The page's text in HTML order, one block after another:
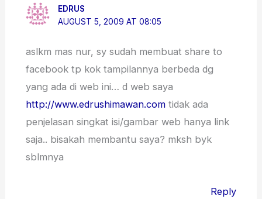
EDRUS
AUGUST 5, 2009 AT 08:05
aslkm mas nur, sy sudah membuat share to
facebook tp kok tampilannya berbeda dg
yang ada di web ini… d web saya
http://www.edrushimawan.comtidak ada
penjelasan singkat isi/gambar web hanya link
saja.. bisakah membantu saya? mksh byk
sblmnya
Reply